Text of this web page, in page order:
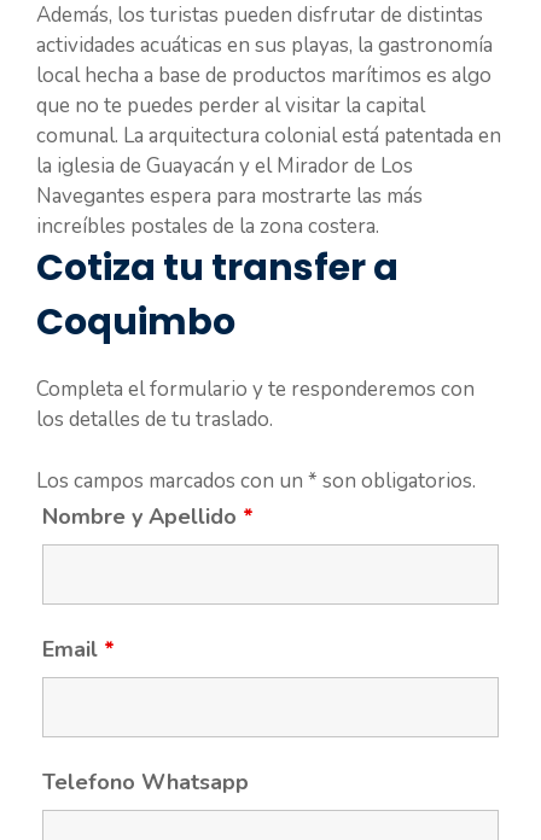
Además, los turistas pueden disfrutar de distintas
actividades acuáticas en sus playas, la gastronomía
local hecha a base de productos marítimos es algo
que no te puedes perder al visitar la capital
comunal. La arquitectura colonial está patentada en
la iglesia de Guayacán y el Mirador de Los
Navegantes espera para mostrarte las más
increíbles postales de la zona costera.
Cotiza tu transfer a
Coquimbo
Completa el formulario y te responderemos con
los detalles de tu traslado.
Los campos marcados con un * son obligatorios.
Nombre y Apellido *
Email *
Telefono Whatsapp